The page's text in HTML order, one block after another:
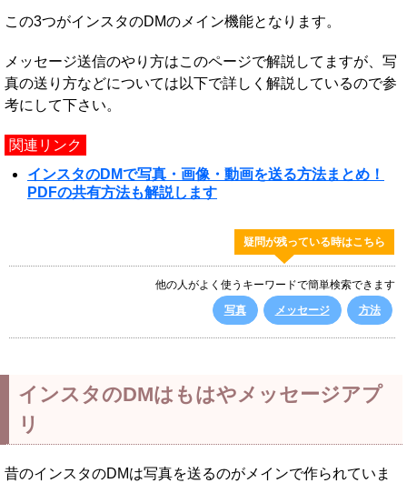
この3つがインスタのDMのメイン機能となります。
メッセージ送信のやり方はこのページで解説してますが、写
真の送り方などについては以下で詳しく解説しているので参
考にして下さい。
関連リンク
インスタのDMで写真・画像・動画を送る方法まとめ！
PDFの共有方法も解説します
疑問が残っている時はこちら
他の人がよく使うキーワードで簡単検索できます
写真
メッセージ 方法
インスタのDMはもはやメッセージアプ
リ
昔のインスタのDMは写真を送るのがメインで作られていま